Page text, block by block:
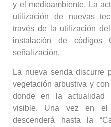
y el medioambiente. La
utilización de nuevas
través de la utilización
instalación de
señalización.
La nueva senda discurre
vegetación arbustiva y
donde en la actualidad
visible. Una vez en el
descenderá hasta la